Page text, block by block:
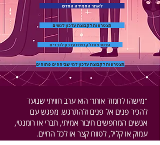
לאתר החמידה החדש
הצטרפות לקבוצת עדכון לנשים
הצטרפות לקבוצת עדכון לגברים
הצטרפות לקבוצת עדכון למי שביחסים פתוחים
"מישהו לחמוד אותו" הוא ערב חוויתי שנועד
להכיר פנים אל פנים ולהתרגש. מפגש עם
אנשים המחפשים חיבור אמיתי, חברי או רומנטי,
עמוק או קליל, לטווח קצר או לכל החיים.